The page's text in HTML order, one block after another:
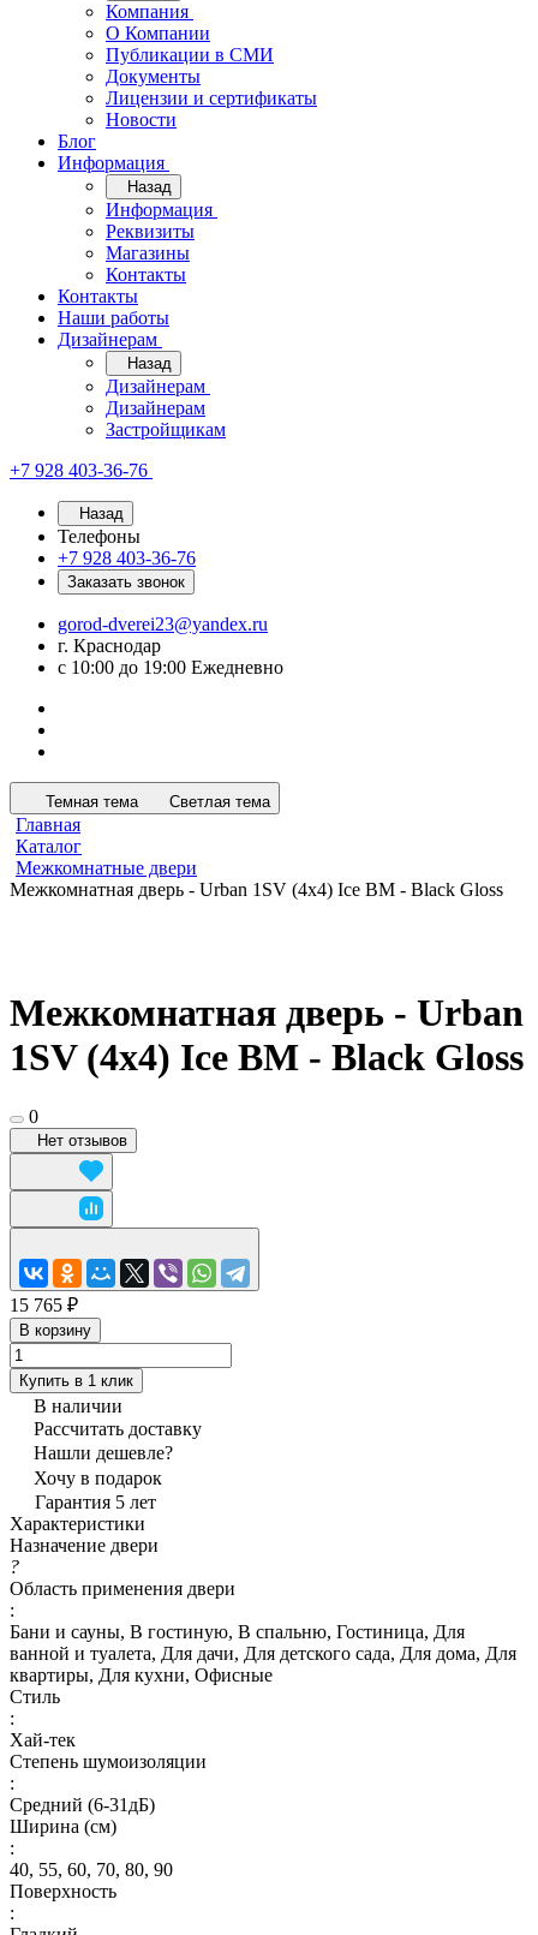
Компания
О Компании
Публикации в СМИ
Документы
Лицензии и сертификаты
Новости
Блог
Информация
Назад
Информация
Реквизиты
Магазины
Контакты
Контакты
Наши работы
Дизайнерам
Назад
Дизайнерам
Дизайнерам
Застройщикам
+7 928 403-36-76
Назад
Телефоны
+7 928 403-36-76
Заказать звонок
gorod-dverei23@yandex.ru
г. Краснодар
с 10:00 до 19:00 Ежедневно
Темная тема Светлая тема
Главная
Каталог
Межкомнатные двери
Межкомнатная дверь - Urban 1SV (4x4) Ice BM - Black Gloss
Межкомнатная дверь - Urban
1SV (4x4) Ice BM - Black Gloss
0
Нет отзывов
15 765 ₽
В корзину
Купить в 1 клик
В наличии
Рассчитать доставку
Нашли дешевле?
Хочу в подарок
Гарантия 5 лет
Характеристики
Назначение двери
?
Область применения двери
:
Бани и сауны, В гостиную, В спальню, Гостиница, Для
ванной и туалета, Для дачи, Для детского сада, Для дома, Для
квартиры, Для кухни, Офисные
Стиль
:
Хай-тек
Степень шумоизоляции
:
Средний (6-31дБ)
Ширина (см)
:
40, 55, 60, 70, 80, 90
Поверхность
: